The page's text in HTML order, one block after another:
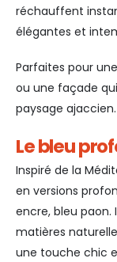
réchauffent
élégantes et
Parfaites pour
ou une façade
paysage ajaccien.
Le bleu
Inspiré de la
en versions
encre, bleu paon.
matières
une touche chic